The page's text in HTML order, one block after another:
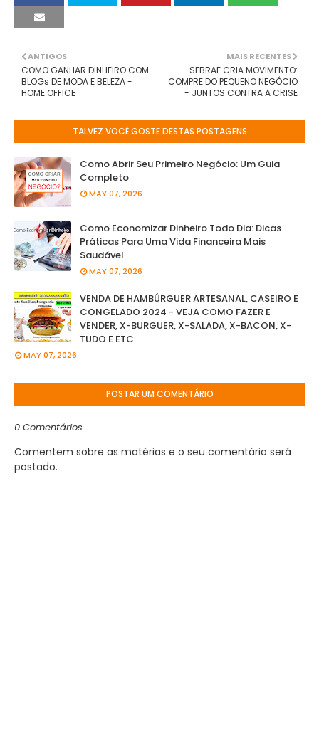
MAIS RECENTES
SEBRAE CRIA MOVIMENTO:
COMPRE DO PEQUENO NEGÓCIO
- JUNTOS CONTRA A CRISE
ANTIGOS
COMO GANHAR DINHEIRO COM
BLOGs DE MODA E BELEZA -
HOME OFFICE
TALVEZ VOCÊ GOSTE DESTAS POSTAGENS
Como Abrir Seu Primeiro Negócio: Um Guia
Completo
MAY 07, 2026
Como Economizar Dinheiro Todo Dia: Dicas
Práticas Para Uma Vida Financeira Mais
Saudável
MAY 07, 2026
VENDA DE HAMBÚRGUER ARTESANAL, CASEIRO E
CONGELADO 2024 - VEJA COMO FAZER E
VENDER, X-BURGUER, X-SALADA, X-BACON, X-
TUDO E ETC.
MAY 07, 2026
POSTAR UM COMENTÁRIO
0 Comentários
Comentem sobre as matérias e o seu comentário será
postado.